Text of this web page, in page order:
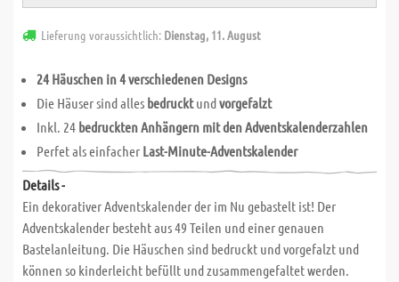
Lieferung voraussichtlich: Dienstag, 11. August
24 Häuschen in 4 verschiedenen Designs
Die Häuser sind alles bedrucktundvorgefalzt
Inkl. 24 bedruckten Anhängern mit den Adventskalenderzahlen
Perfet als einfacher Last-Minute-Adventskalender
Details -
Ein dekorativer Adventskalender der im Nu gebastelt ist! Der
Adventskalender besteht aus 49 Teilen und einer genauen
Bastelanleitung. Die Häuschen sind bedruckt und vorgefalzt und
können so kinderleicht befüllt und zusammengefaltet werden.